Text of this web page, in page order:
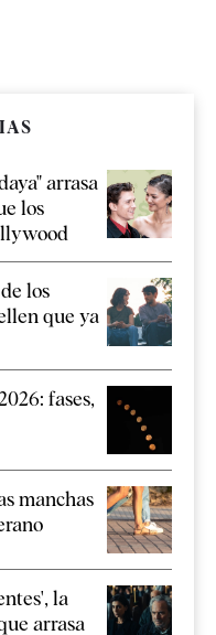
arrasa
los
los
que ya
fases,
manchas
la
arrasa